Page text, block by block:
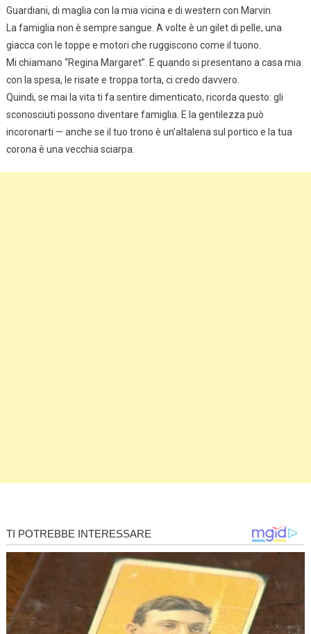
Guardiani, di maglia con la mia vicina e di western con Marvin.
La famiglia non è sempre sangue. A volte è un gilet di pelle, una
giacca con le toppe e motori che ruggiscono come il tuono.
Mi chiamano “Regina Margaret”. E quando si presentano a casa mia
con la spesa, le risate e troppa torta, ci credo davvero.
Quindi, se mai la vita ti fa sentire dimenticato, ricorda questo: gli
sconosciuti possono diventare famiglia. E la gentilezza può
incoronarti — anche se il tuo trono è un’altalena sul portico e la tua
corona è una vecchia sciarpa.